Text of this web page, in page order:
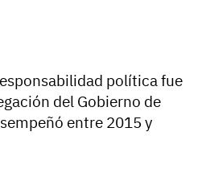
política fue
del Gobierno de
entre 2015 y